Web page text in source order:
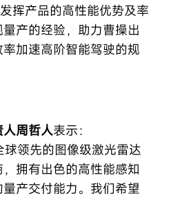
挥产品的高性能优势及率
产的经验，助力曹操出
加速高阶智能驾驶的规
周哲人表示：
球领先的图像级激光雷达
拥有出色的高性能感知
产交付能力。我们希望